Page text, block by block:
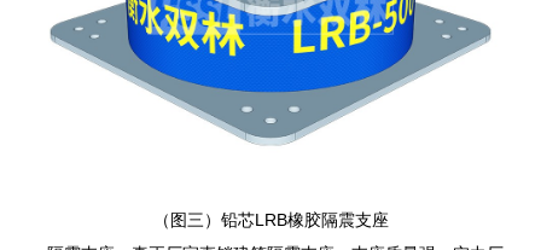
（图三）铅芯LRB橡胶隔震支座